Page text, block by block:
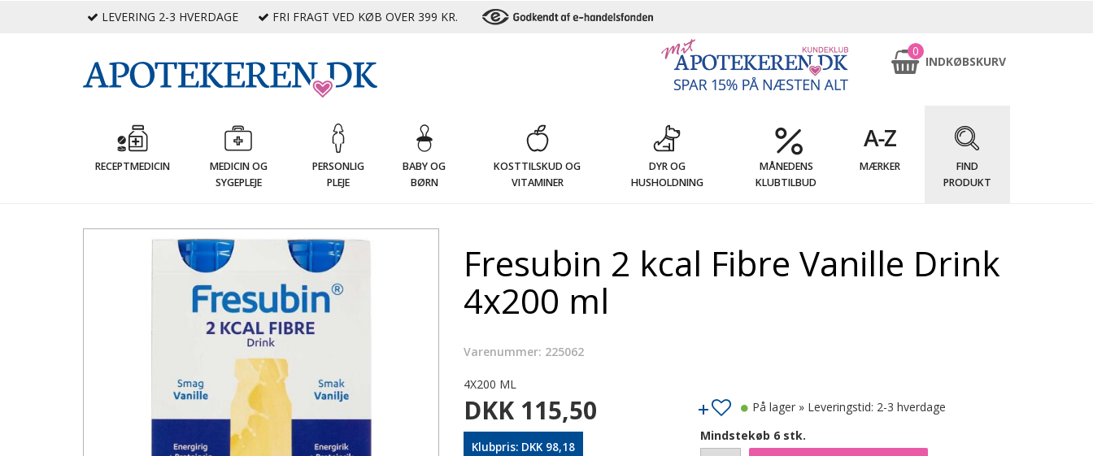
LEVERING 2-3 HVERDAGE FRI FRAGT VED KØB OVER 399 KR.
0
INDKØBSKURV
RECEPTMEDICIN
MEDICIN OG
SYGEPLEJE
PERSONLIG
PLEJE
BABY OG
BØRN
KOSTTILSKUD OG
VITAMINER
DYR OG
HUSHOLDNING
MÅNEDENS
KLUBTILBUD
MÆRKER
FIND
PRODUKT
Fresubin 2 kcal Fibre Vanille Drink
4x200 ml
Varenummer: 225062
4X200 ML
DKK 115,50
Klubpris: DKK 98,18
Mindstekøb 6 stk.
På lager » Leveringstid: 2-3 hverdage